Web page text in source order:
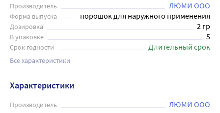
Производитель ЛЮМИ ООО
Форма выпуска порошок для наружного применения
Дозировка 2 гр
В упаковке 5
Срок годности Длительный срок
Все характеристики
Характеристики
Производитель ЛЮМИ ООО